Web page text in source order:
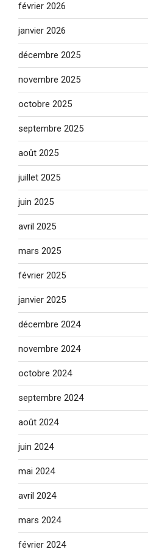
février 2026
janvier 2026
décembre 2025
novembre 2025
octobre 2025
septembre 2025
août 2025
juillet 2025
juin 2025
avril 2025
mars 2025
février 2025
janvier 2025
décembre 2024
novembre 2024
octobre 2024
septembre 2024
août 2024
juin 2024
mai 2024
avril 2024
mars 2024
février 2024